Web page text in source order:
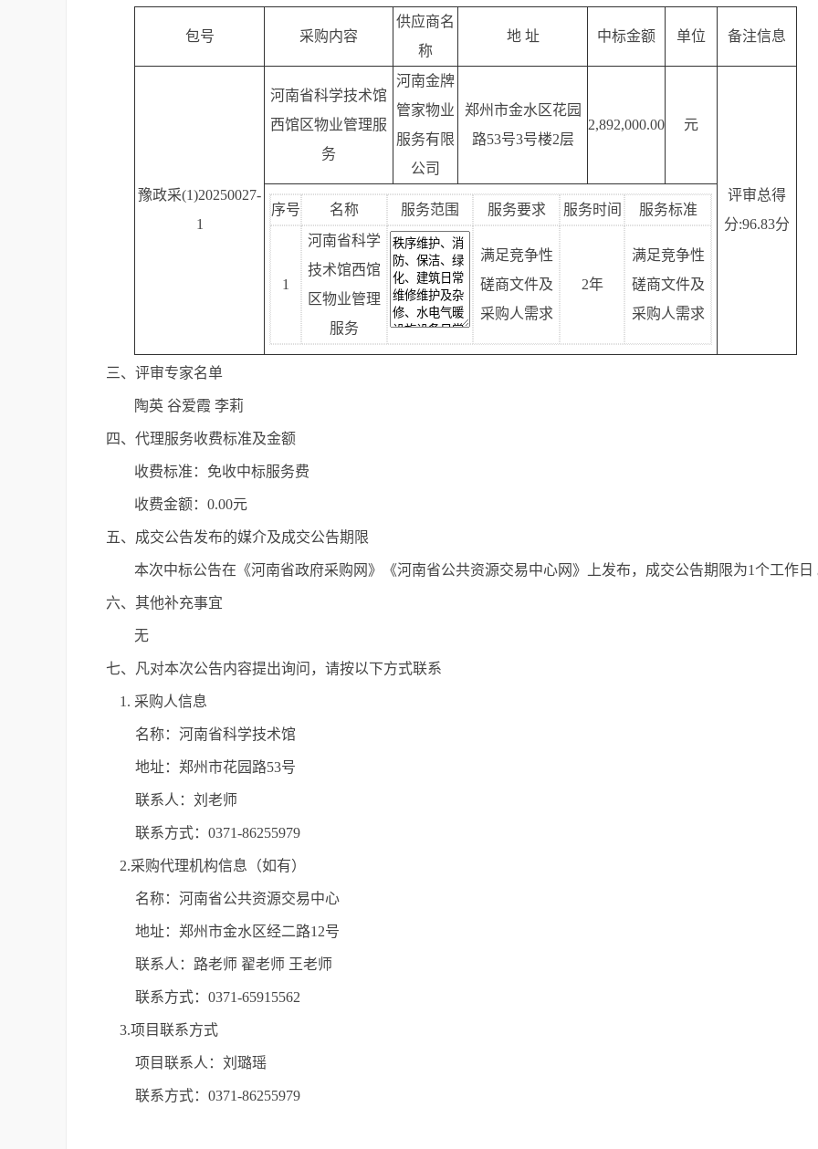
包号 采购内容
供应商名
称
地 址 中标金额 单位 备注信息
豫政采(1)20250027-
1
河南省科学技术馆
西馆区物业管理服
务
河南金牌
管家物业
服务有限
公司
郑州市金水区花园
路53号3号楼2层
2,892,000.00 元
评审总得
分:96.83分
序号 名称 服务范围 服务要求 服务时间 服务标准
1
河南省科学
技术馆西馆
区物业管理
服务
满足竞争性
磋商文件及
采购人需求
2年
满足竞争性
磋商文件及
采购人需求
三、评审专家名单
陶英 谷爱霞 李莉
四、代理服务收费标准及金额
收费标准：免收中标服务费
收费金额：0.00元
五、成交公告发布的媒介及成交公告期限
本次中标公告在《河南省政府采购网》《河南省公共资源交易中心网》上发布，成交公告期限为1个工作日
六、其他补充事宜
无
七、凡对本次公告内容提出询问，请按以下方式联系
1. 采购人信息
名称：河南省科学技术馆
地址：郑州市花园路53号
联系人：刘老师
联系方式：0371-86255979
2.采购代理机构信息（如有）
名称：河南省公共资源交易中心
地址：郑州市金水区经二路12号
联系人：路老师 翟老师 王老师
联系方式：0371-65915562
3.项目联系方式
项目联系人：刘璐瑶
联系方式：0371-86255979